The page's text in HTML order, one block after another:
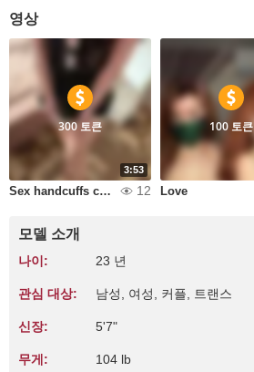
영상
3:53
300 토큰
Sex handcuffs cums in her pussy 12
100 토큰
Love
모델 소개
나이: 23 년
관심 대상: 남성, 여성, 커플, 트랜스
신장: 5'7"
무게: 104 lb